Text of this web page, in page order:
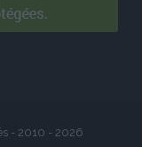
- 2010 - 2026